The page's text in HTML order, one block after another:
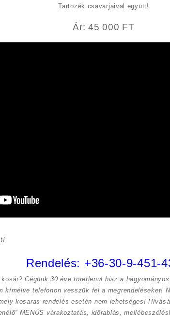
Tartozék csavarjaival együtt!
Ár: 45 000 FT
Rendelés: +36-30-9-451-
Cégünk 30 éve töretlenül hisz a
kímélve telefonon vesszük fel a megrendeléseket!
kosaras rendelés esetén nem lehetséges!
MENÜS várakoztatás, időrablás,